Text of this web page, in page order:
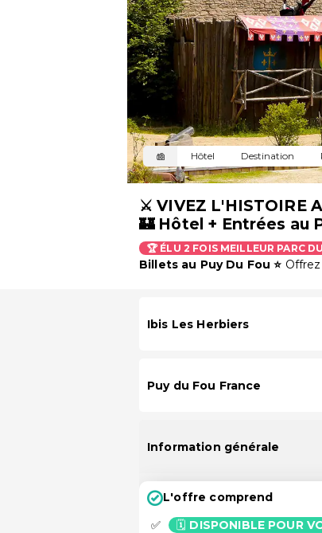
Hôtel Destination
⚔️ VIVEZ L'HISTOIRE
🏰 Hôtel + Entrées au
🏆 ÉLU 2 FOIS MEILLEUR PARC
Billets au Puy Du Fou ⭐
Ibis Les Herbiers
Puy du Fou France
Information générale
L'offre comprend
🗓️ DISPONIBLE POUR